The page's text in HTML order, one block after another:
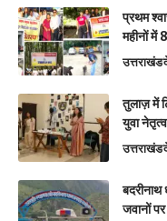
प्रथम
महीनों में
उत्तराखंड
तुलाज़ में
युवा
उत्तराखंड
जवानों